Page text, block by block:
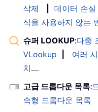
삭제
데이터 손
식을 사용하지 않는
슈퍼 LOOKUP:다중
VLookup
여러
치....
고급 드롭다운 목록:
속형 드롭다운 목록